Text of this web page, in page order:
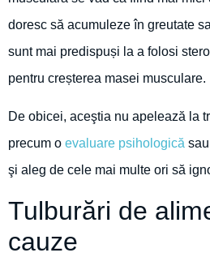
doresc să acumuleze în greutate
sunt mai predispuși la a folosi
pentru creșterea masei musculare.
De obicei, aceştia nu apelează la
precum o evaluare psihologică sau
şi aleg de cele mai multe ori să
Tulburări de
cauze